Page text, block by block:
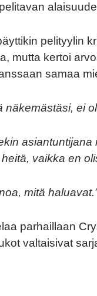
pelityylin
mutta kertoi
samaa
näkemästäsi, ei
vaikka en
mitä
parhaillaan
valtaisivat